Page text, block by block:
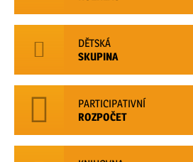
DĚTSKÁ
SKUPINA
PARTICIPATIVNÍ
ROZPOČET